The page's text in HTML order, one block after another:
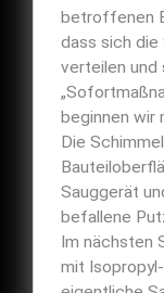
betroffenen
dass sich die
verteilen und
beginnen wir
Die
Sauggerät
befallene
Im nächsten
mit